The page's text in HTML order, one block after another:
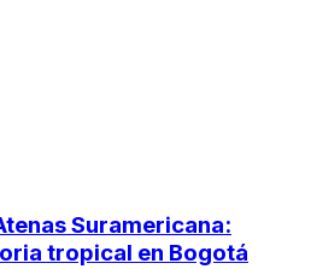
Suramericana:
tropical en Bogotá